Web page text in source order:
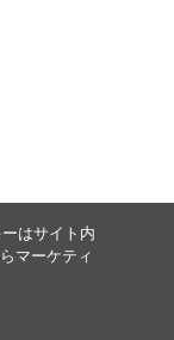
はサイト内
マーケティ